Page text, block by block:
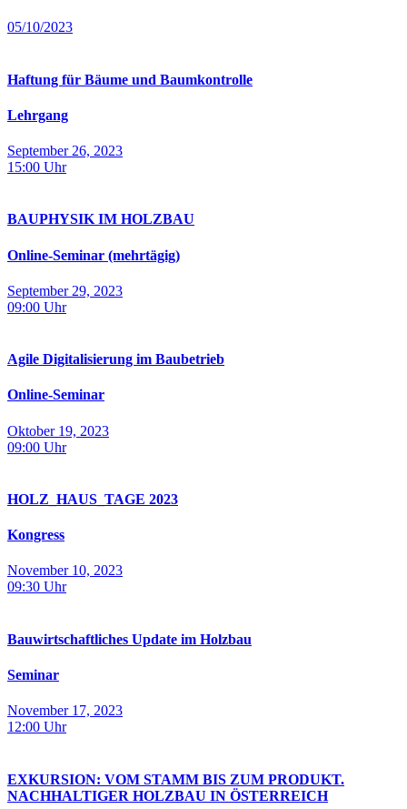
05/10/2023
Haftung für Bäume und Baumkontrolle
Lehrgang
September 26, 2023
15:00 Uhr
BAUPHYSIK IM HOLZBAU
Online-Seminar (mehrtägig)
September 29, 2023
09:00 Uhr
Agile Digitalisierung im Baubetrieb
Online-Seminar
Oktober 19, 2023
09:00 Uhr
HOLZ_HAUS_­TAGE 2023
Kongress
November 10, 2023
09:30 Uhr
Bauwirtschaftliches Update im Holzbau
Seminar
November 17, 2023
12:00 Uhr
EXKURSION: VOM STAMM BIS ZUM PRODUKT.
NACHHALTIGER HOLZBAU IN ÖSTERREICH